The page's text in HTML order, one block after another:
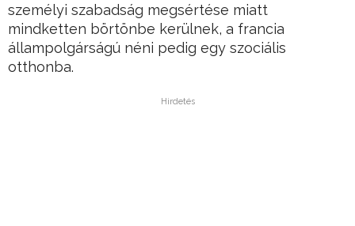
személyi szabadság megsértése miatt
mindketten börtönbe kerülnek, a francia
állampolgárságú néni pedig egy szociális
otthonba.
Hirdetés